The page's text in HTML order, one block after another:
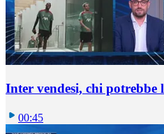
Inter vendesi, chi potrebbe
00:45